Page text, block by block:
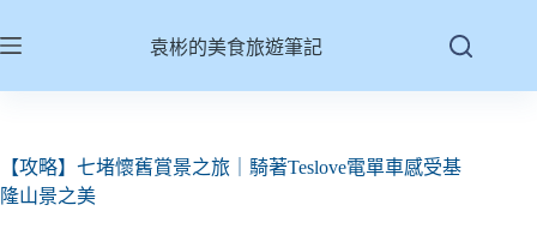
至
容
袁彬的美食旅遊筆記
【攻略】七堵懷舊賞景之旅｜騎著Teslove電單車感受基
隆山景之美